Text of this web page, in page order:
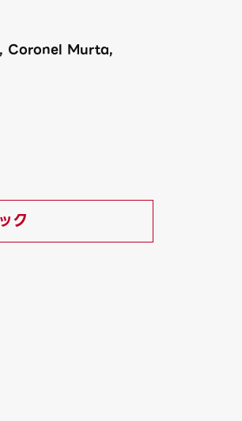
Coronel Murta,
ク